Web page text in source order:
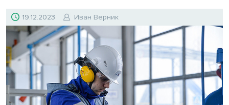
19.12.2023 Иван Верник